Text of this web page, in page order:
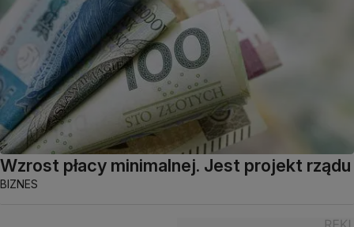
Wzrost płacy minimalnej. Jest projekt rządu
BIZNES